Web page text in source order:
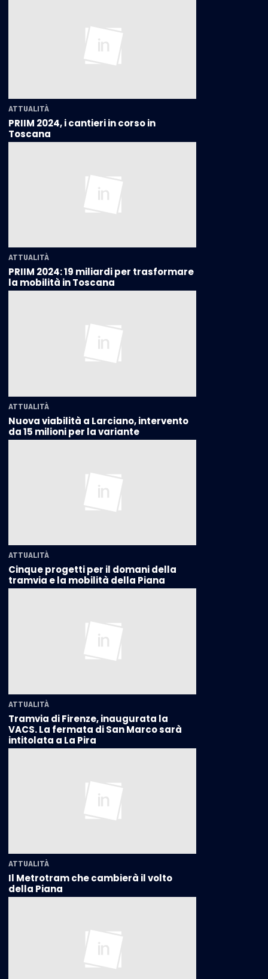
ATTUALITÀ
PRIIM 2024, i cantieri in corso in
Toscana
ATTUALITÀ
PRIIM 2024: 19 miliardi per trasformare
la mobilità in Toscana
ATTUALITÀ
Nuova viabilità a Larciano, intervento
da 15 milioni per la variante
ATTUALITÀ
Cinque progetti per il domani della
tramvia e la mobilità della Piana
ATTUALITÀ
Tramvia di Firenze, inaugurata la
VACS. La fermata di San Marco sarà
intitolata a La Pira
ATTUALITÀ
Il Metrotram che cambierà il volto
della Piana